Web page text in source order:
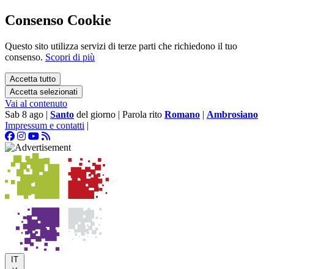
Consenso Cookie
Questo sito utilizza servizi di terze parti che richiedono il tuo
consenso. Scopri di più
Accetta tutto
Accetta selezionati
Vai al contenuto
Sab 8 ago | Santo del giorno | Parola rito Romano | Ambrosiano
Impressum e contatti |
IT